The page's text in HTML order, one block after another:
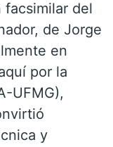
del
de Jorge
en
por la
UFMG),
y